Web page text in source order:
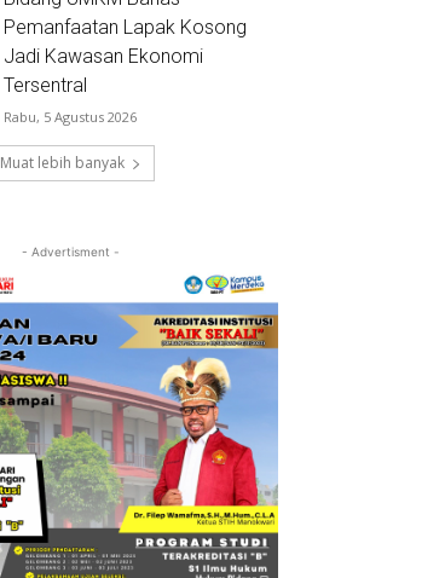
Pemanfaatan Lapak Kosong
Jadi Kawasan Ekonomi
Tersentral
Rabu, 5 Agustus 2026
Muat lebih banyak
- Advertisment -